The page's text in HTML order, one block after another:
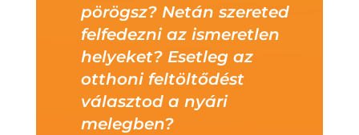
pörögsz? Netán szereted
felfedezni az ismeretlen
helyeket? Esetleg az
otthoni feltöltődést
választod a nyári
melegben?